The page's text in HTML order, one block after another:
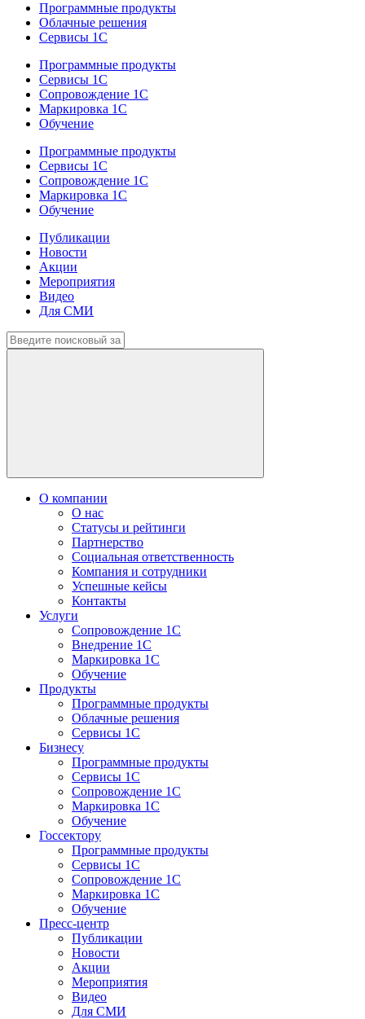
Программные продукты
Облачные решения
Сервисы 1С
Программные продукты
Сервисы 1С
Сопровождение 1С
Маркировка 1С
Обучение
Программные продукты
Сервисы 1С
Сопровождение 1С
Маркировка 1С
Обучение
Публикации
Новости
Акции
Мероприятия
Видео
Для СМИ
О компании
О нас
Статусы и рейтинги
Партнерство
Социальная ответственность
Компания и сотрудники
Успешные кейсы
Контакты
Услуги
Сопровождение 1С
Внедрение 1С
Маркировка 1С
Обучение
Продукты
Программные продукты
Облачные решения
Сервисы 1С
Бизнесу
Программные продукты
Сервисы 1С
Сопровождение 1С
Маркировка 1С
Обучение
Госсектору
Программные продукты
Сервисы 1С
Сопровождение 1С
Маркировка 1С
Обучение
Пресс-центр
Публикации
Новости
Акции
Мероприятия
Видео
Для СМИ